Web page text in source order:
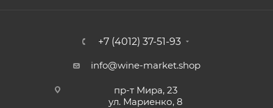
+7 (4012) 37-51-93
info@wine-market.shop
пр-т Мира, 23
ул. Мариенко, 8